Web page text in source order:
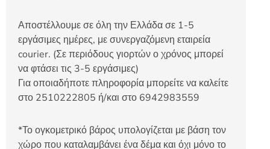
Αποστέλλουμε σε όλη την Ελλάδα σε 1-5
εργάσιμες ημέρες, με συνεργαζόμενη εταιρεία
courier. (Σε περιόδους γιορτών ο χρόνος μπορεί
να φτάσει τις 3-5 εργάσιμες)
Για οποιαδήποτε πληροφορία μπορείτε να καλείτε
στο 2510222805 ή/και στο 6942983559
*Το ογκομετρικό βάρος υπολογίζεται με βάση τον
χώρο που καταλαμβάνει ένα δέμα και όχι μόνο το